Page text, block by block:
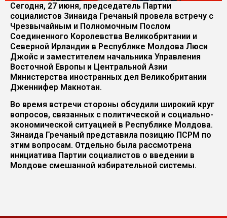
Сегодня, 27 июня, председатель Партии
социалистов Зинаида Гречаный провела встречу с
Чрезвычайным и Полномочным Послом
Соединенного Королевства Великобритании и
Северной Ирландии в Республике Молдова Люси
Джойс и заместителем начальника Управления
Восточной Европы и Центральной Азии
Министерства иностранных дел Великобритании
Дженнифер Макнотан.
Во время встречи стороны обсудили широкий круг
вопросов, связанных с политической и социально-
экономической ситуацией в Республике Молдова.
Зинаида Гречаный представила позицию ПСРМ по
этим вопросам. Отдельно была рассмотрена
инициатива Партии социалистов о введении в
Молдове смешанной избирательной системы.